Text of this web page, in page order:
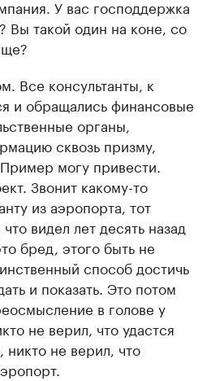
У вас господдержка
Вы такой один на коне, со
Все консультанты, к
и обращались финансовые
органы,
сквозь призму,
могу привести.
Звонит какому-то
из аэропорта, тот
видел лет десять назад
бред, этого быть не
способ достичь
и показать. Это потом
в голове у
не верил, что удастся
никто не верил, что